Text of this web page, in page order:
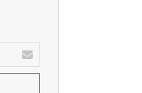
بريدك
الإلكتروني